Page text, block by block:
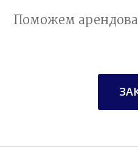
Поможем